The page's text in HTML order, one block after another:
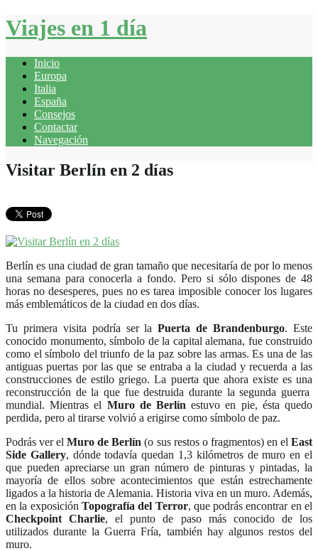
Viajes en 1 día
Inicio
Europa
Italia
España
Consejos
Contactar
Navegación
Visitar Berlín en 2 días
Berlín es una ciudad de gran tamaño que necesitaría de por lo menos
una semana para conocerla a fondo. Pero si sólo dispones de 48
horas no desesperes, pues no es tarea imposible conocer los lugares
más emblemáticos de la ciudad en dos días.
Tu primera visita podría ser laPuerta de Brandenburgo. Este
conocido monumento, símbolo de la capital alemana, fue construido
como el símbolo del triunfo de la paz sobre las armas. Es una de las
antiguas puertas por las que se entraba a la ciudad y recuerda a las
construcciones de estilo griego. La puerta que ahora existe es una
reconstrucción de la que fue destruida durante la segunda guerra
mundial. Mientras el Muro de Berlín estuvo en pie, ésta quedo
perdida, pero al tirarse volvió a erigirse como símbolo de paz.
Podrás ver elMuro de Berlín (o sus restos o fragmentos) en elEast
Side Gallery, dónde todavía quedan 1,3 kilómetros de muro en el
que pueden apreciarse un gran número de pinturas y pintadas, la
mayoría de ellos sobre acontecimientos que están estrechamente
ligados a la historia de Alemania. Historia viva en un muro. Además,
en la exposición Topografía del Terror, que podrás encontrar en el
Checkpoint Charlie, el punto de paso más conocido de los
utilizados durante la Guerra Fría, también hay algunos restos del
muro.